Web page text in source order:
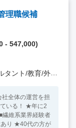
理職候補
- 547,000)
食/美容/娯楽/士業 他）
社全体の運営を担
方が